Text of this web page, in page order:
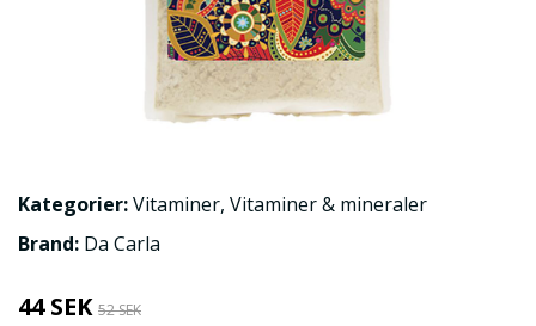
Kategorier:Vitaminer, Vitaminer & mineraler
Brand: Da Carla
44 SEK 52 SEK